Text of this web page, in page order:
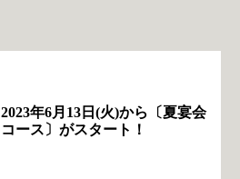
2023年6月13日(火)から〔夏宴会
コース〕がスタート！